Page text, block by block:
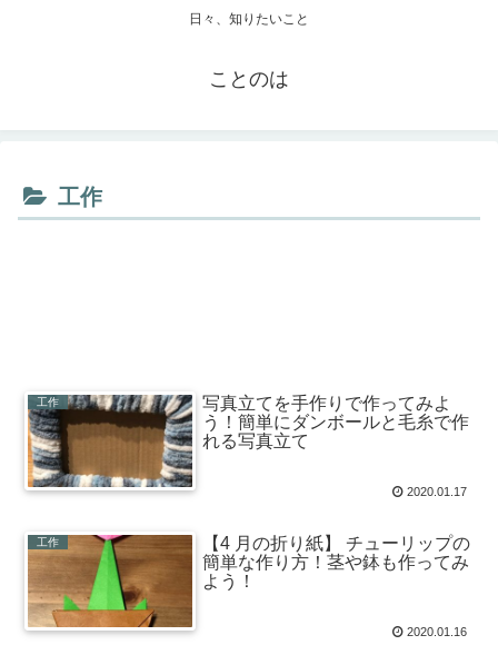
日々、知りたいこと
ことのは
工作
工作
写真立てを手作りで作ってみよ
う！簡単にダンボールと毛糸で作
れる写真立て
2020.01.17
工作
【4 月の折り紙】 チューリップの
簡単な作り方！茎や鉢も作ってみ
よう！
2020.01.16